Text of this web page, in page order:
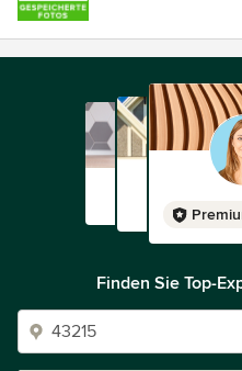
Finden Sie Top-